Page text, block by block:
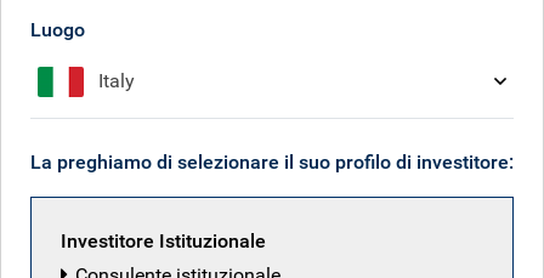
Luogo
Italy
La preghiamo di selezionare il suo profilo di investitore:
Investitore Istituzionale